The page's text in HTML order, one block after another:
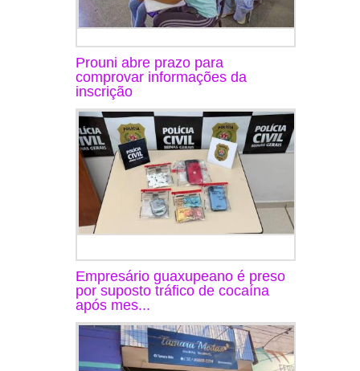
Prouni abre prazo para
comprovar informações da
inscrição
Empresário guaxupeano é preso
por suposto tráfico de cocaína
após mes...